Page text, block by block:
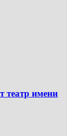
театр имени